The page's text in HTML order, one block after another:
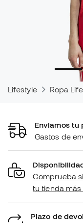
Lifestyle Ropa
Enviamos tu
Gastos de
Comprueba
tu tienda
Plazo de